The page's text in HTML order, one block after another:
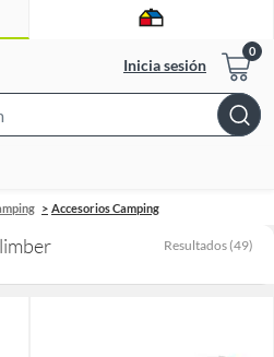
Inicia sesión
Bar
Accesorios Camping
Resultados (49)